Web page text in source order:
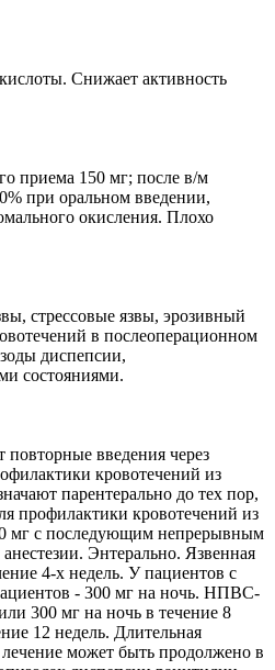
Снижает активность
приема 150 мг; после в/м
при оральном введении,
окисления. Плохо
стрессовые язвы, эрозивный
в послеоперационном
диспепсии,
состояниями.
введения через
кровотечений из
парентерально до тех пор,
профилактики кровотечений из
мг с последующим непрерывным
Энтерально. Язвенная
4-х недель. У пациентов с
- 300 мг на ночь. НПВС-
300 мг на ночь в течение 8
12 недель. Длительная
лечение может быть продолжено в